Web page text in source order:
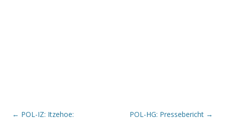
Beitrags-Navigation
← POL-IZ: Itzehoe:
POL-HG: Pressebericht →